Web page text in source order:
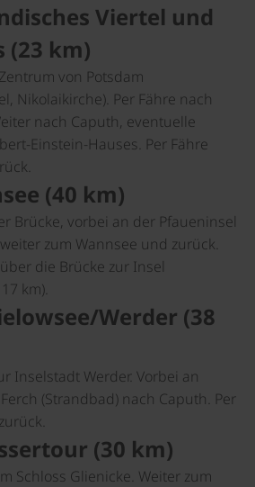
Viertel und
(23 km)
von Potsdam
Nikolaikirche). Per Fähre nach
nach Caputh, eventuelle
Einstein-Hauses. Per Fähre
(40 km)
Brücke, vorbei an der Pfaueninsel
zum Wannsee und zurück.
die Brücke zur Insel
km).
Werder (38
Inselstadt Werder. Vorbei an
(Strandbad) nach Caputh. Per
(30 km)
Schloss Glienicke. Weiter zum